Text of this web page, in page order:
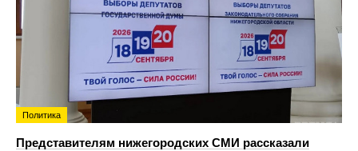
Политика
Представителям нижегородских СМИ рассказали